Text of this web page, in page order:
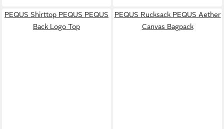
PEQUS Shirttop PEQUS PEQUS
Back Logo Top
PEQUS Rucksack PEQUS Aether
Canvas Bagpack